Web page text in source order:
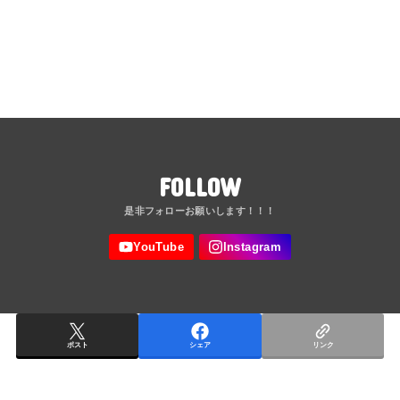
FOLLOW
ポスト シェア リンク